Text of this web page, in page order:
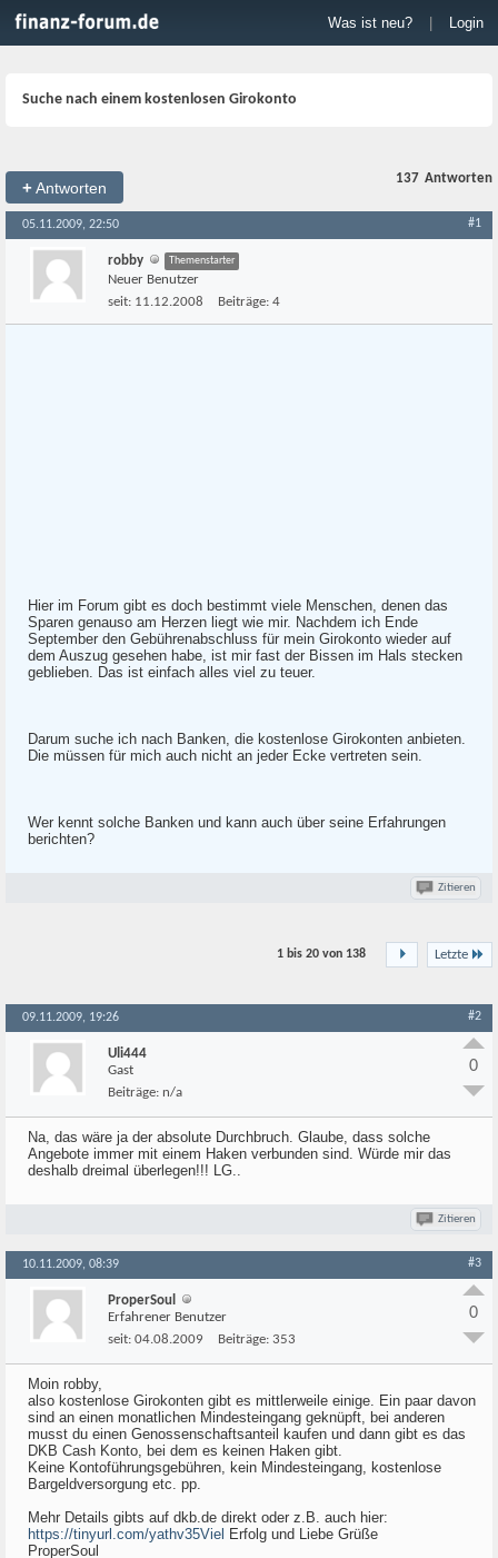
Was ist neu? Login
Suche nach einem kostenlosen Girokonto
+Antworten
137 Antworten
05.11.2009, 22:50 #1
robby Themenstarter
Neuer Benutzer
seit: 11.12.2008 Beiträge: 4
Hier im Forum gibt es doch bestimmt viele Menschen, denen das
Sparen genauso am Herzen liegt wie mir. Nachdem ich Ende
September den Gebührenabschluss für mein Girokonto wieder auf
dem Auszug gesehen habe, ist mir fast der Bissen im Hals stecken
geblieben. Das ist einfach alles viel zu teuer.
Darum suche ich nach Banken, die kostenlose Girokonten anbieten.
Die müssen für mich auch nicht an jeder Ecke vertreten sein.
Wer kennt solche Banken und kann auch über seine Erfahrungen
berichten?
Zitieren
Letzte
1 bis 20 von 138
09.11.2009, 19:26 #2
Uli444
Gast
Beiträge: n/a
0
Na, das wäre ja der absolute Durchbruch. Glaube, dass solche
Angebote immer mit einem Haken verbunden sind. Würde mir das
deshalb dreimal überlegen!!! LG..
Zitieren
10.11.2009, 08:39 #3
ProperSoul
Erfahrener Benutzer
seit: 04.08.2009 Beiträge: 353
0
Moin robby,
also kostenlose Girokonten gibt es mittlerweile einige. Ein paar davon
sind an einen monatlichen Mindesteingang geknüpft, bei anderen
musst du einen Genossenschaftsanteil kaufen und dann gibt es das
DKB Cash Konto, bei dem es keinen Haken gibt.
Keine Kontoführungsgebühren, kein Mindesteingang, kostenlose
Bargeldversorgung etc. pp.
Mehr Details gibts auf dkb.de direkt oder z.B. auch hier:
https://tinyurl.com/yathv35Viel Erfolg und Liebe Grüße
ProperSoul